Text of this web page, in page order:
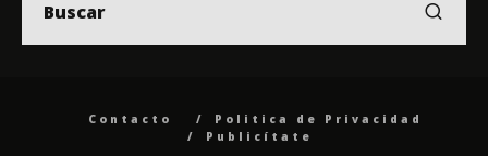
Contacto
Politica de Privacidad
Publicítate